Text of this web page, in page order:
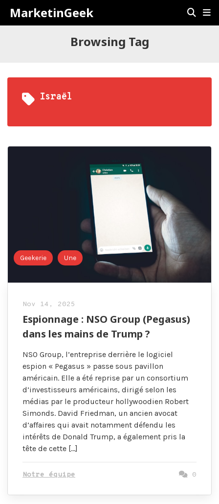
MarketinGeek
Browsing Tag
Israël
Geekerie Une
Nov 14, 2025
Espionnage : NSO Group (Pegasus)
dans les mains de Trump ?
NSO Group, l’entreprise derrière le logiciel
espion « Pegasus » passe sous pavillon
américain. Elle a été reprise par un consortium
d’investisseurs américains, dirigé selon les
médias par le producteur hollywoodien Robert
Simonds. David Friedman, un ancien avocat
d’affaires qui avait notamment défendu les
intérêts de Donald Trump, a également pris la
tête de cette […]
Notre équipe 0